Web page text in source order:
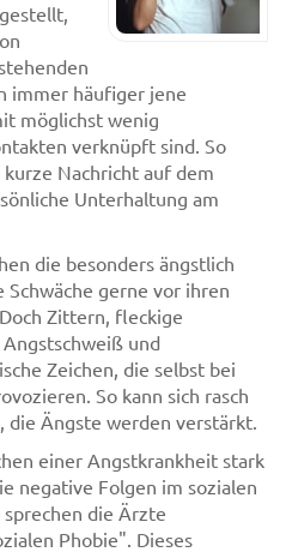
immer häufiger jene
möglichst wenig
verknüpft sind. So
Nachricht auf dem
Unterhaltung am
die besonders ängstlich
Schwäche gerne vor ihren
Zittern, fleckige
und
Zeichen, die selbst bei
So kann sich rasch
die Ängste werden verstärkt.
einer Angstkrankheit stark
negative Folgen im sozialen
die Ärzte
Phobie". Dieses